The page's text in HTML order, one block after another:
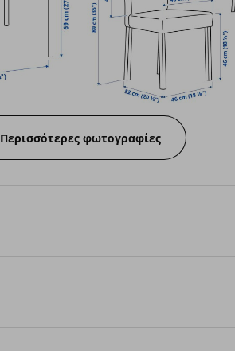
Περισσότερες φωτογραφίες